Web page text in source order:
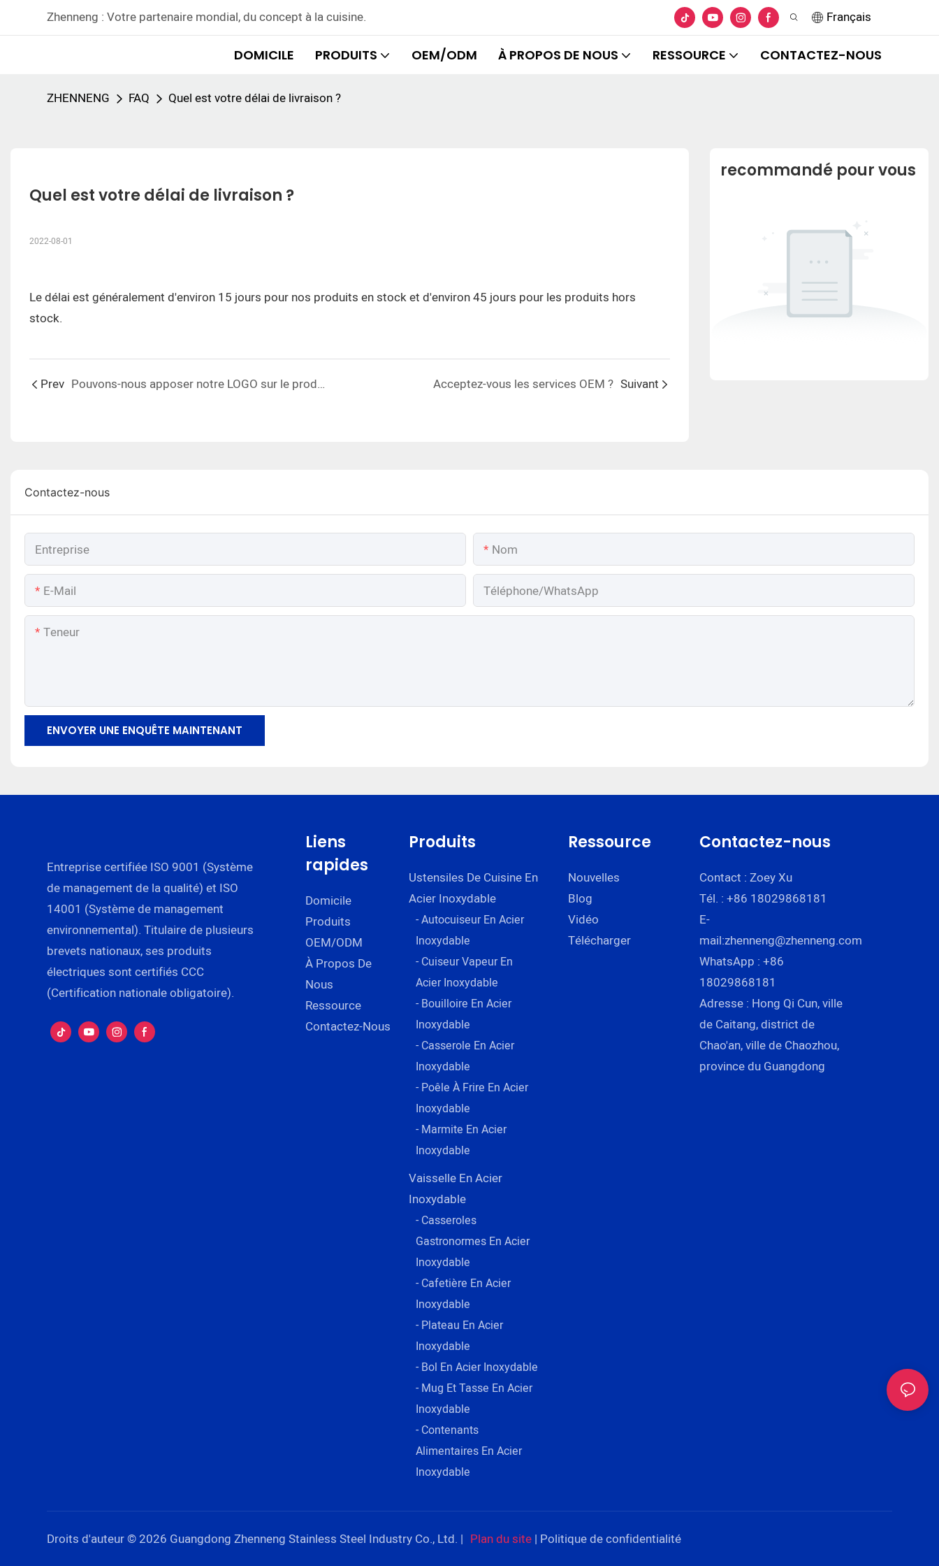
Zhenneng : Votre partenaire mondial, du concept à la cuisine. Français
DOMICILE PRODUITS OEM/ODM À PROPOS DE NOUS RESSOURCE CONTACTEZ-NOUS
ZHENNENG FAQ Quel est votre délai de livraison ?
Quel est votre délai de livraison ?
2022-08-01
Le délai est généralement d'environ 15 jours pour nos produits en stock et d'environ 45 jours pour les produits hors
stock.
Prev Pouvons-nous apposer notre LOGO sur le produit ? Acceptez-vous les services OEM ? Suivant
recommandé pour vous
Contactez-nous
Entreprise Nom
E-Mail Téléphone/WhatsApp
Teneur
ENVOYER UNE ENQUÊTE MAINTENANT
Entreprise certifiée ISO 9001 (Système
de management de la qualité) et ISO
14001 (Système de management
environnemental). Titulaire de plusieurs
brevets nationaux, ses produits
électriques sont certifiés CCC
(Certification nationale obligatoire).
Liens
rapides
Domicile
Produits
OEM/ODM
À Propos De
Nous
Ressource
Contactez-Nous
Produits
Ustensiles De Cuisine En
Acier Inoxydable
- Autocuiseur En Acier
Inoxydable
- Cuiseur Vapeur En
Acier Inoxydable
- Bouilloire En Acier
Inoxydable
- Casserole En Acier
Inoxydable
- Poêle À Frire En Acier
Inoxydable
- Marmite En Acier
Inoxydable
Vaisselle En Acier
Inoxydable
- Casseroles
Gastronormes En Acier
Inoxydable
- Cafetière En Acier
Inoxydable
- Plateau En Acier
Inoxydable
- Bol En Acier Inoxydable
- Mug Et Tasse En Acier
Inoxydable
- Contenants
Alimentaires En Acier
Inoxydable
Ressource
Nouvelles
Blog
Vidéo
Télécharger
Contactez-nous
Contact : Zoey Xu
Tél. : +86 18029868181
E-
mail:zhenneng@zhenneng.com
WhatsApp : +86
18029868181
Adresse : Hong Qi Cun, ville
de Caitang, district de
Chao'an, ville de Chaozhou,
province du Guangdong
Droits d'auteur © 2026 Guangdong Zhenneng Stainless Steel Industry Co., Ltd. | Plan du site | Politique de confidentialité